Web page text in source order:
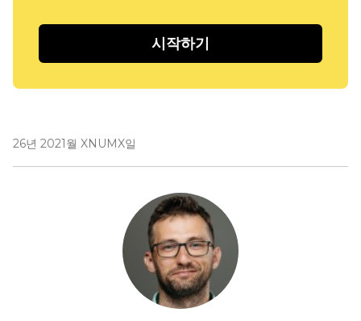
시작하기
26년 2021월 XNUMX일